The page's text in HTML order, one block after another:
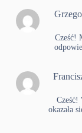
Cześć!
Cześć!
okazała